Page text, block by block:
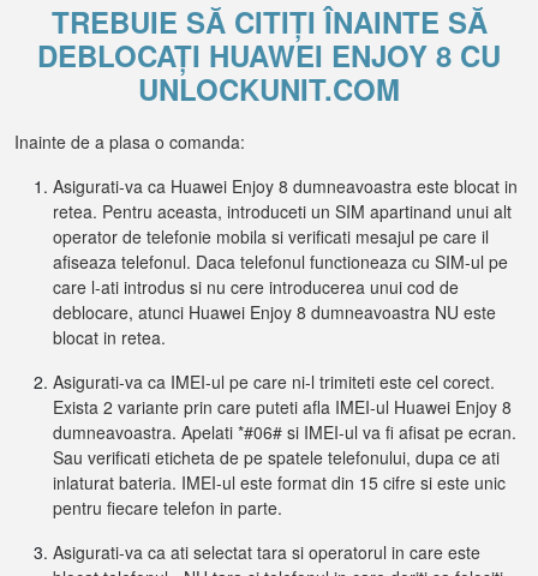
TREBUIE SĂ CITIȚI ÎNAINTE SĂ
DEBLOCAȚI HUAWEI ENJOY 8 CU
UNLOCKUNIT.COM
Inainte de a plasa o comanda:
Asigurati-va ca Huawei Enjoy 8 dumneavoastra este blocat in
retea. Pentru aceasta, introduceti un SIM apartinand unui alt
operator de telefonie mobila si verificati mesajul pe care il
afiseaza telefonul. Daca telefonul functioneaza cu SIM-ul pe
care l-ati introdus si nu cere introducerea unui cod de
deblocare, atunci Huawei Enjoy 8 dumneavoastra NU este
blocat in retea.
Asigurati-va ca IMEI-ul pe care ni-l trimiteti este cel corect.
Exista 2 variante prin care puteti afla IMEI-ul Huawei Enjoy 8
dumneavoastra. Apelati *#06# si IMEI-ul va fi afisat pe ecran.
Sau verificati eticheta de pe spatele telefonului, dupa ce ati
inlaturat bateria. IMEI-ul este format din 15 cifre si este unic
pentru fiecare telefon in parte.
Asigurati-va ca ati selectat tara si operatorul in care este